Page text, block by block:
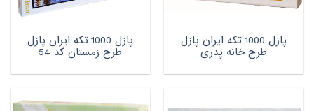
پازل 1000 تکه ایران پازل
طرح خانه پدری
پازل 1000 تکه ایران پازل
طرح زمستان کد 54